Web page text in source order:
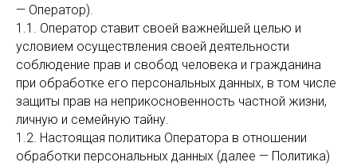
— Оператор).
1.1. Оператор ставит своей важнейшей целью и
условием осуществления своей деятельности
соблюдение прав и свобод человека и гражданина
при обработке его персональных данных, в том числе
защиты прав на неприкосновенность частной жизни,
личную и семейную тайну.
1.2. Настоящая политика Оператора в отношении
обработки персональных данных (далее — Политика)